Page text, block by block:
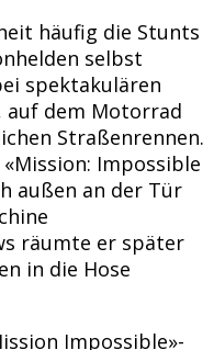
häufig die Stunts
selbst
spektakulären
auf dem Motorrad
Straßenrennen.
Impossible
außen an der Tür
räumte er später
in die Hose
Impossible»-